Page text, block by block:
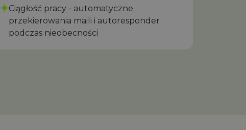
✦Ciągłość pracy - automatyczne
przekierowania maili i autoresponder
podczas nieobecności